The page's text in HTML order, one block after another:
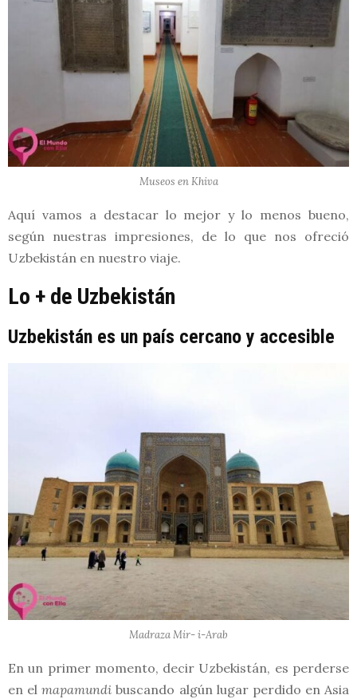
Museos en Khiva
Aquí vamos a destacar lo mejor y lo menos bueno,
según nuestras impresiones, de lo que nos ofreció
Uzbekistán en nuestro viaje.
Lo + de Uzbekistán
Uzbekistán es un país cercano y accesible
Madraza Mir- i-Arab
En un primer momento, decir Uzbekistán, es perderse
en elmapamundi buscando algún lugar perdido en Asia